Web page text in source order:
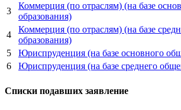
3
Коммерция (по отраслям) (на базе
образования)
4
Коммерция (по отраслям) (на базе
образования)
5
Юриспруденция (на базе основного
6
Юриспруденция (на базе среднего
Списки подавших заявление